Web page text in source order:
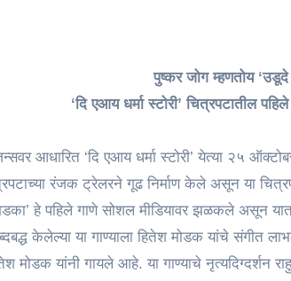
Deol Reveals Emotional Family
पुष्कर जोग म्हणतोय
‘दि एआय धर्मा स्टोरी’ चित्रपटातील
आधारित ‘दि एआय धर्मा स्टोरी’ येत्या २५
रंजक ट्रेलरने गूढ निर्माण केले असून या
हे पहिले गाणे सोशल मीडियावर झळकले असून
केलेल्या या गाण्याला हितेश मोडक यांचे संगीत
मोडक यांनी गायले आहे. या गाण्याचे नृत्यदिग्दर्शन